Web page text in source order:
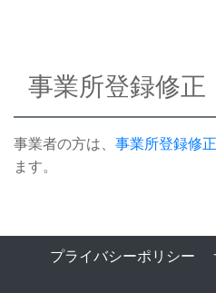
事業所登録修正
事業者の方は、 事業所登録修正
ます。
プライバシーポリシー